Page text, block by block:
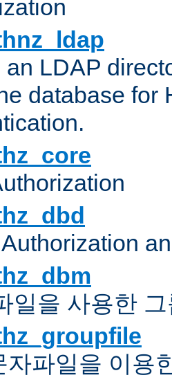
LDAP
database for
일을 사용한
자파일을 이용